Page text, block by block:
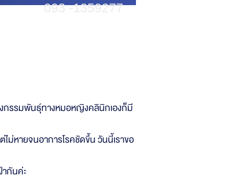
093 -1359277
กรรมพันธุ์ทางหมอหญิงคลินิกเองก็มี
ไม่หายจนอาการโรคชัดขึ้น วันนี้เราขอ
กันค่ะ